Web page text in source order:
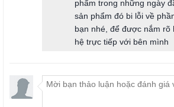
phẩm trong những ngày
sản phẩm đó bi lỗi về
bạn nhé, để được nắm rõ
hệ trực tiếp với bên mình